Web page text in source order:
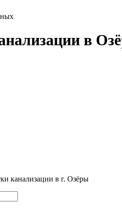
в
канализации в г. Озёры